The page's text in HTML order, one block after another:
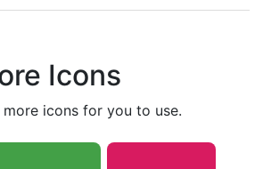
Icons
more icons for you to use.